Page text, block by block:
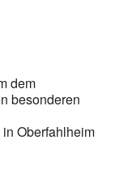
dem
besonderen
Oberfahlheim